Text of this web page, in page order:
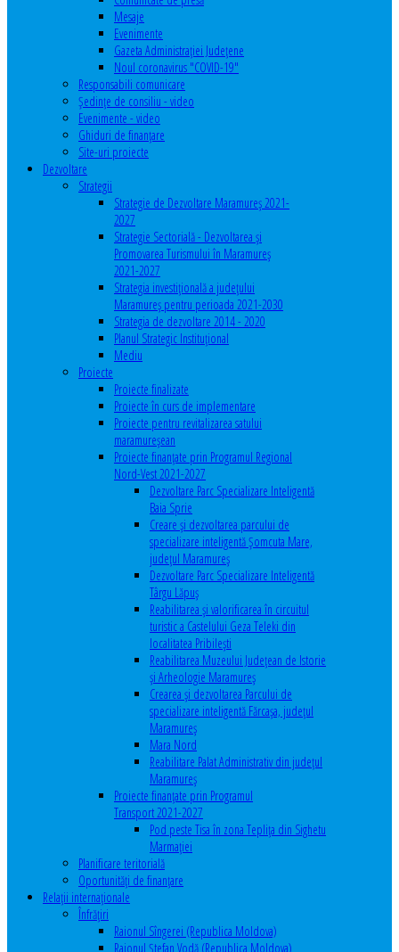
Mesaje
Evenimente
Gazeta Administraţiei Judeţene
Noul coronavirus "COVID-19"
Responsabili comunicare
Şedinţe de consiliu - video
Evenimente - video
Ghiduri de finanţare
Site-uri proiecte
Dezvoltare
Strategii
Strategie de Dezvoltare Maramureș 2021-
2027
Strategie Sectorială - Dezvoltarea și
Promovarea Turismului în Maramureș
2021-2027
Strategia investiţională a județului
Maramureș pentru perioada 2021-2030
Strategia de dezvoltare 2014 - 2020
Planul Strategic Instituţional
Mediu
Proiecte
Proiecte finalizate
Proiecte în curs de implementare
Proiecte pentru revitalizarea satului
maramureşean
Proiecte finanțate prin Programul Regional
Nord-Vest 2021-2027
Dezvoltare Parc Specializare Inteligentă
Baia Sprie
Creare și dezvoltarea parcului de
specializare inteligentă Șomcuta Mare,
județul Maramureș
Dezvoltare Parc Specializare Inteligentă
Târgu Lăpuș
Reabilitarea și valorificarea în circuitul
turistic a Castelului Geza Teleki din
localitatea Pribilești
Reabilitarea Muzeului Județean de Istorie
și Arheologie Maramureș
Crearea și dezvoltarea Parcului de
specializare inteligentă Fărcașa, județul
Maramureș
Mara Nord
Reabilitare Palat Administrativ din județul
Maramureș
Proiecte finanțate prin Programul
Transport 2021-2027
Pod peste Tisa în zona Teplița din Sighetu
Marmației
Planificare teritorială
Oportunităţi de finanţare
Relaţii internaţionale
Înfrăţiri
Raionul Sîngerei (Republica Moldova)
Raionul Ștefan Vodă (Republica Moldova)